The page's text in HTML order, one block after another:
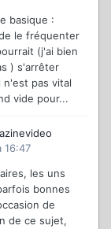
basique :
le fréquenter
(j'ai bien
) s'arrêter
pas vital
vide pour...
16:47
les uns
bonnes
de
de ce sujet,